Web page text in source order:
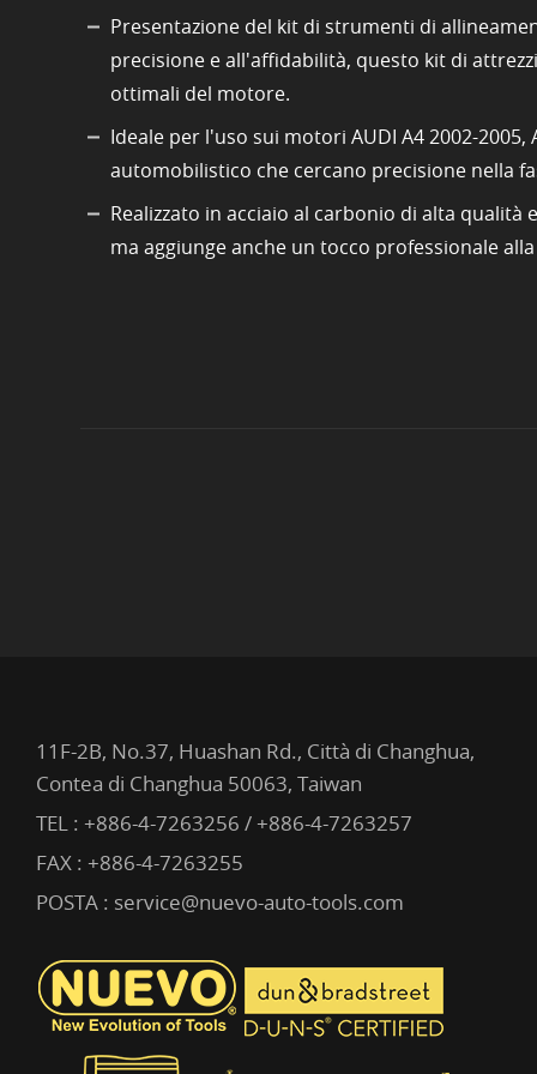
Presentazione del kit di strumenti di
precisione e all'affidabilità, questo kit di
ottimali del motore.
Ideale per l'uso sui motori AUDI A4 2002-
automobilistico che cercano precisione nella
Realizzato in acciaio al carbonio di alta
ma aggiunge anche un tocco professionale
11F-2B, No.37, Huashan Rd., Città di Changhua,
Contea di Changhua 50063, Taiwan
TEL : +886-4-7263256 / +886-4-7263257
FAX : +886-4-7263255
POSTA : service@nuevo-auto-tools.com